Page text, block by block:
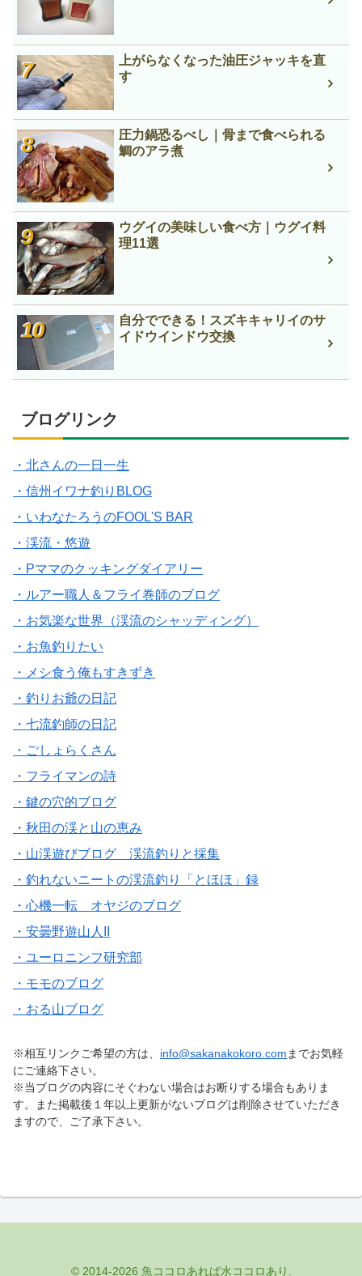
上がらなくなった油圧ジャッキを直
す
圧力鍋恐るべし｜骨まで食べられる
鯛のアラ煮
ウグイの美味しい食べ方｜ウグイ料
理11選
自分でできる！スズキキャリイのサ
イドウインドウ交換
ブログリンク
・北さんの一日一生
・信州イワナ釣りBLOG
・いわなたろうのFOOL'S BAR
・渓流・悠遊
・Pママのクッキングダイアリー
・ルアー職人＆フライ巻師のブログ
・お気楽な世界（渓流のシャッディング）
・お魚釣りたい
・メシ食う俺もすきずき
・釣りお爺の日記
・七流釣師の日記
・ごしょらくさん
・フライマンの詩
・鍵の穴的ブログ
・秋田の渓と山の恵み
・山渓遊びブログ 渓流釣りと採集
・釣れないニートの渓流釣り「とほほ」録
・心機一転 オヤジのブログ
・安曇野遊山人II
・ユーロニンフ研究部
・モモのブログ
・おる山ブログ
※相互リンクご希望の方は、 info@sakanakokoro.com までお気軽
にご連絡下さい。
※当ブログの内容にそぐわない場合はお断りする場合もありま
す。また掲載後１年以上更新がないブログは削除させていただき
ますので、ご了承下さい。
© 2014-2026 魚ココロあれば水ココロあり.